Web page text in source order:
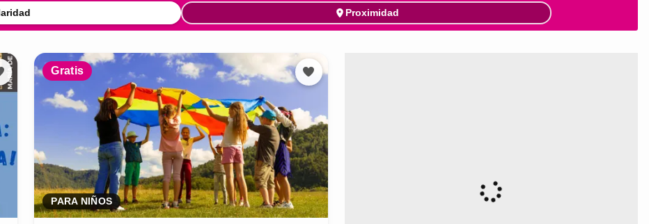
Proximidad
Gratis
PARA NIÑOS